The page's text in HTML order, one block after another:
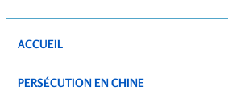
ACCUEIL
PERSÉCUTION EN CHINE